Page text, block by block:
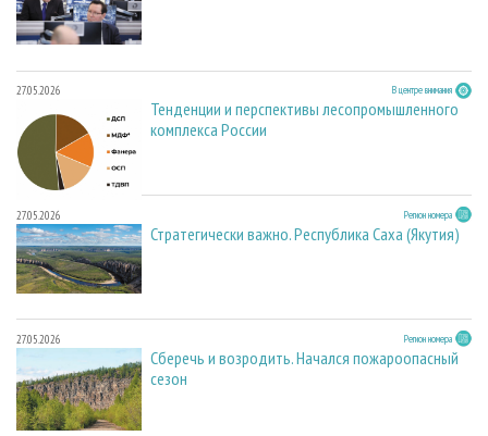
27.05.2026 В центре внимания
Тенденции и перспективы лесопромышленного
комплекса России
27.05.2026 Регион номера
Стратегически важно. Республика Саха (Якутия)
27.05.2026 Регион номера
Сберечь и возродить. Начался пожароопасный
сезон